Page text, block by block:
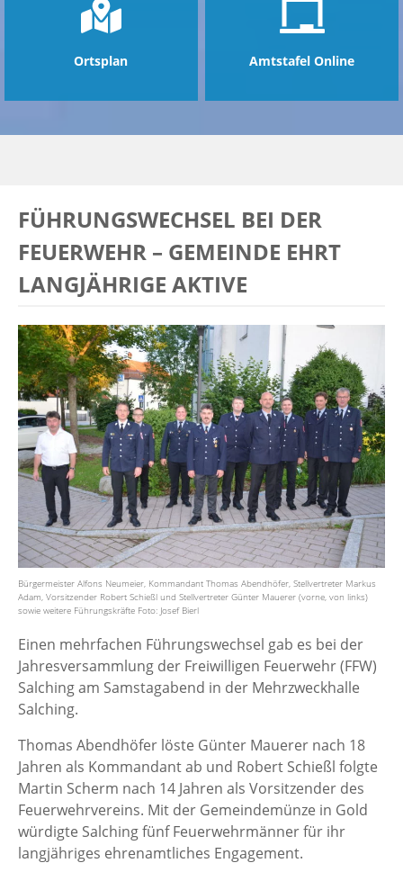
Ortsplan Amtstafel Online
FÜHRUNGSWECHSEL BEI DER
FEUERWEHR – GEMEINDE EHRT
LANGJÄHRIGE AKTIVE
Bürgermeister Alfons Neumeier, Kommandant Thomas Abendhöfer, Stellvertreter Markus
Adam, Vorsitzender Robert Schießl und Stellvertreter Günter Mauerer (vorne, von links)
sowie weitere Führungskräfte Foto: Josef Bierl
Einen mehrfachen Führungswechsel gab es bei der
Jahresversammlung der Freiwilligen Feuerwehr (FFW)
Salching am Samstagabend in der Mehrzweckhalle
Salching.
Thomas Abendhöfer löste Günter Mauerer nach 18
Jahren als Kommandant ab und Robert Schießl folgte
Martin Scherm nach 14 Jahren als Vorsitzender des
Feuerwehrvereins. Mit der Gemeindemünze in Gold
würdigte Salching fünf Feuerwehrmänner für ihr
langjähriges ehrenamtliches Engagement.